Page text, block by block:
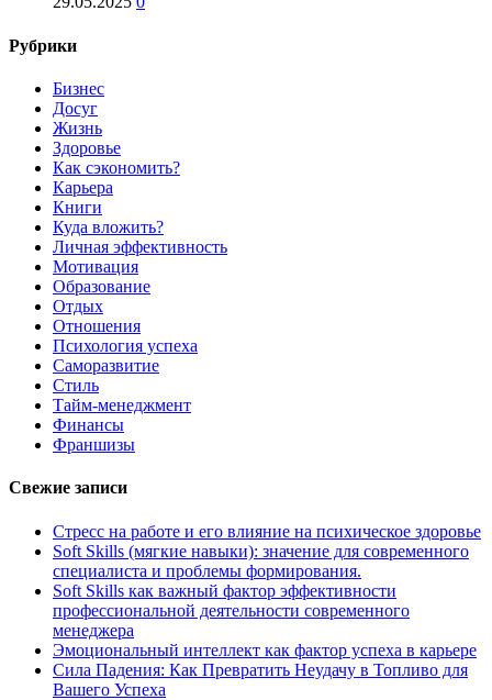
Рубрики
Бизнес
Досуг
Жизнь
Здоровье
Как сэкономить?
Карьера
Книги
Куда вложить?
Личная эффективность
Мотивация
Образование
Отдых
Отношения
Психология успеха
Саморазвитие
Стиль
Тайм-менеджмент
Финансы
Франшизы
Свежие записи
Стресс на работе и его влияние на психическое здоровье
Soft Skills (мягкие навыки): значение для современного
специалиста и проблемы формирования.
Soft Skills как важный фактор эффективности
профессиональной деятельности современного
менеджера
Эмоциональный интеллект как фактор успеха в карьере
Сила Падения: Как Превратить Неудачу в Топливо для
Вашего Успеха